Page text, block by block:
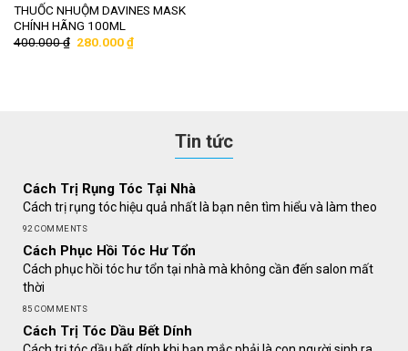
THUỐC NHUỘM DAVINES MASK
CHÍNH HÃNG 100ML
400.000₫ 280.000₫
Tin tức
Cách Trị Rụng Tóc Tại Nhà
Cách trị rụng tóc hiệu quả nhất là bạn nên tìm hiểu và làm theo
92 COMMENTS
Cách Phục Hồi Tóc Hư Tổn
Cách phục hồi tóc hư tổn tại nhà mà không cần đến salon mất
thời
85 COMMENTS
Cách Trị Tóc Dầu Bết Dính